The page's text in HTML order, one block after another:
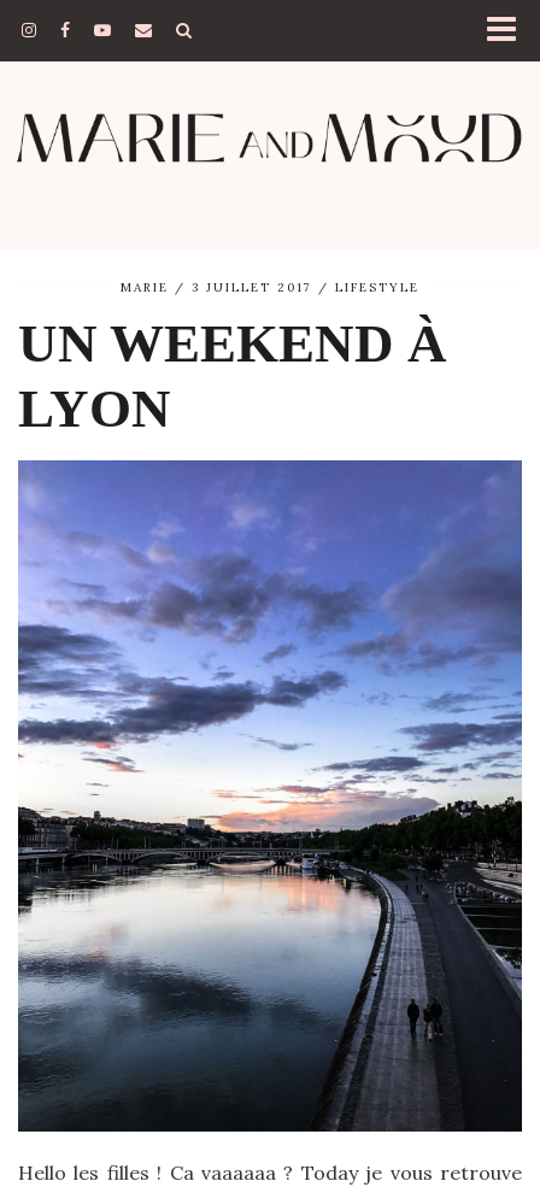
MARIE 3 JUILLET 2017 LIFESTYLE
UN WEEKEND À
LYON
Hello les filles ! Ca vaaaaaa ? Today je vous retrouve